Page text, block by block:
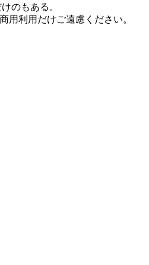
のもある。
用利用だけご遠慮ください。